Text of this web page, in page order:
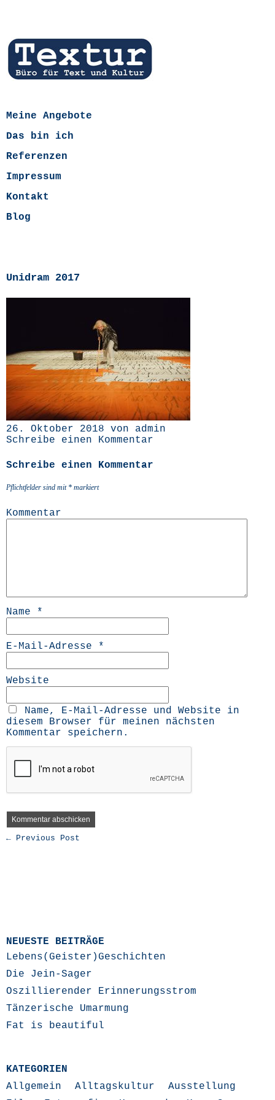
Meine Angebote
Das bin ich
Referenzen
Impressum
Kontakt
Blog
Unidram 2017
26. Oktober 2018 von admin
Schreibe einen Kommentar
Schreibe einen Kommentar
Pflichtfelder sind mit * markiert
Kommentar
Name *
E-Mail-Adresse *
Website
Name, E-Mail-Adresse und Website in
diesem Browser für meinen nächsten
Kommentar speichern.
← Previous Post
NEUESTE BEITRÄGE
Lebens(Geister)Geschichten
Die Jein-Sager
Oszillierender Erinnerungsstrom
Tänzerische Umarmung
Fat is beautiful
KATEGORIEN
Allgemein
Alltagskultur
Ausstellung